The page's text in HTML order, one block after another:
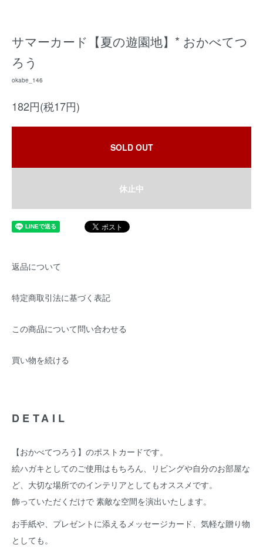
サマーカード【夏の遊園地】* おかべてつ
ろう
okabe_146
182円(税17円)
SOLD OUT
休止中
返品について
特定商取引法に基づく表記
この商品について問い合わせる
買い物を続ける
DETAIL
【おかべてつろう】のポストカードです。
絵ハガキとしてのご使用はもちろん、リビングや自分のお部屋な
ど、大切な場所でのインテリアとしてもオススメです。
飾っていただくだけで 素敵な空間を演出いたします。
お手紙や、プレゼントに添えるメッセージカード、気軽な贈り物
としても。